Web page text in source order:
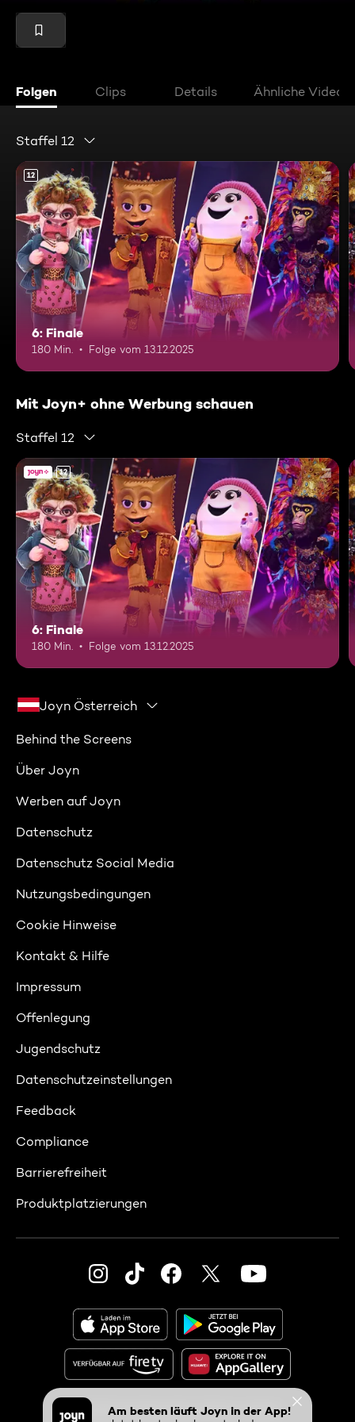
Folgen Clips Details Ähnliche Videos
Staffel 12
12
6: Finale
180 Min. Folge vom 13.12.2025
Mit Joyn+ ohne Werbung schauen
Staffel 12
12
6: Finale
180 Min. Folge vom 13.12.2025
Joyn Österreich
Behind the Screens
Über Joyn
Werben auf Joyn
Datenschutz
Datenschutz Social Media
Nutzungsbedingungen
Cookie Hinweise
Kontakt & Hilfe
Impressum
Offenlegung
Jugendschutz
Datenschutzeinstellungen
Feedback
Compliance
Barrierefreiheit
Produktplatzierungen
© 2026 ProSiebenSat.1 PULS 4 GmbH
Am besten läuft Joyn in der App!